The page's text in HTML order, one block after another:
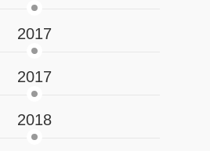
2017
2017
2018